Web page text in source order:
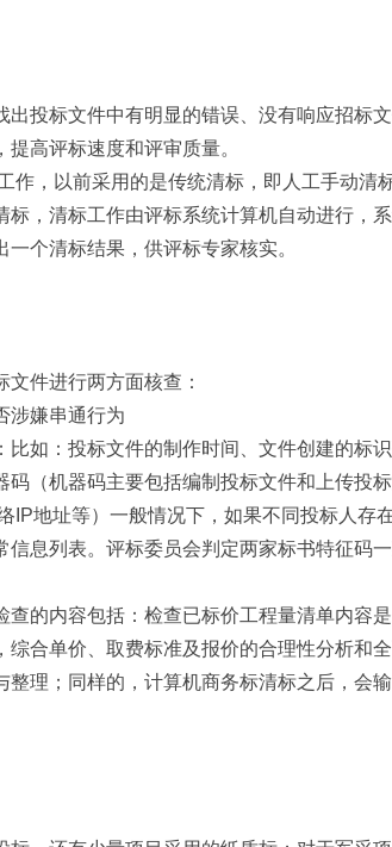
出投标文件中有明显的错误、没有响应招标
高评标速度和评审质量。
作，以前采用的是传统清标，即人工手动清
标，清标工作由评标系统计算机自动进行，
个清标结果，供评标专家核实。
件进行两方面核查：
涉嫌串通行为
如：投标文件的制作时间、文件创建的标
码（机器码主要包括编制投标文件和上传投
IP地址等）一般情况下，如果不同投标人存
息列表。评标委员会判定两家标书特征码
查的内容包括：检查已标价工程量清单内容
综合单价、取费标准及报价的合理性分析和
整理；同样的，计算机商务标清标之后，会